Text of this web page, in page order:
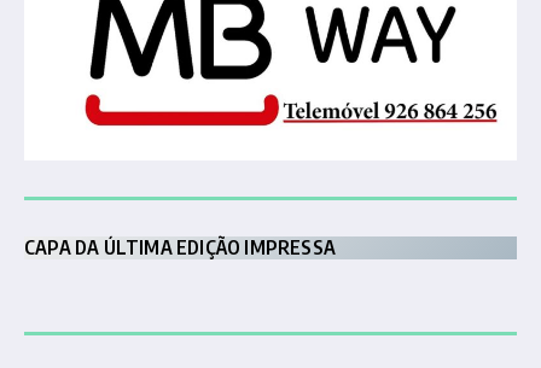
CAPA DA ÚLTIMA EDIÇÃO IMPRESSA